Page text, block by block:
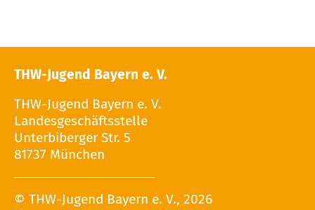
THW-Jugend Bayern e. V.
THW-Jugend Bayern e. V.
Landesgeschäftsstelle
Unterbiberger Str. 5
81737 München
© THW-Jugend Bayern e. V., 2026